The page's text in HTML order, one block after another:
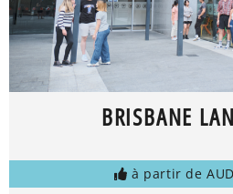
BRISBANE
à partir de